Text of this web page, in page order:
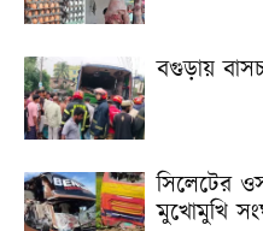
বগুড়ায়
সিলেটের
মুখোমুখি